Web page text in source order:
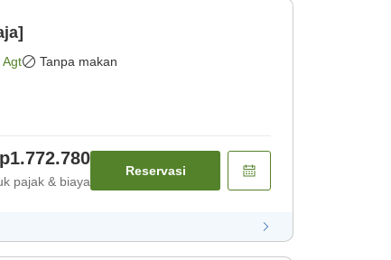
Agt Tanpa makan
pajak & biaya
Reservasi